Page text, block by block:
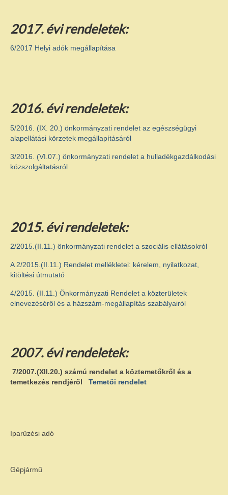
Egyéb intézmények
EGYÉB
Szolgáltatók
Ökumenikus templom
Egyéb intézmények
Választás 2024
2017. évi rendeletek:
6/2017 Helyi adók megállapítása
2016. évi rendeletek:
5/2016. (IX. 20.) önkormányzati rendelet az egészségügyi
alapellátási körzetek megállapításáról
3/2016. (VI.07.) önkormányzati rendelet a hulladékgazdálkodási
közszolgáltatásról
2015. évi rendeletek:
2/2015.(II.11.) önkormányzati rendelet a szociális ellátásokról
A 2/2015.(II.11.) Rendelet mellékletei: kérelem, nyilatkozat,
kitöltési útmutató
4/2015. (II.11.) Önkormányzati Rendelet a közterületek
elnevezéséről és a házszám-megállapítás szabályairól
2007. évi rendeletek:
7/2007.(XII.20.) számú rendelet a köztemetőkről és a
temetkezés rendjéről Temetői rendelet
Iparűzési adó
Gépjármű